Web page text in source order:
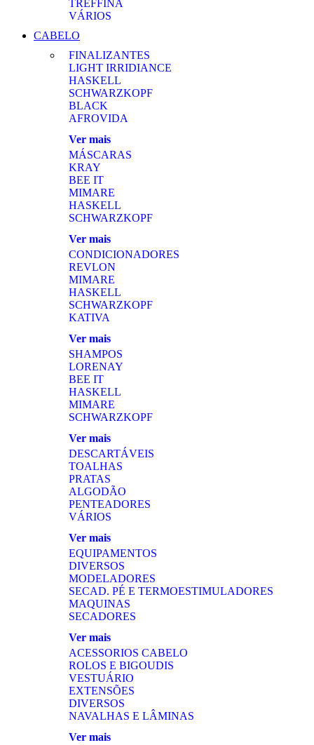
TREFFINA
VÁRIOS
CABELO
FINALIZANTES
LIGHT IRRIDIANCE
HASKELL
SCHWARZKOPF
BLACK
AFROVIDA
Ver mais
MÁSCARAS
KRAY
BEE IT
MIMARE
HASKELL
SCHWARZKOPF
Ver mais
CONDICIONADORES
REVLON
MIMARE
HASKELL
SCHWARZKOPF
KATIVA
Ver mais
SHAMPOS
LORENAY
BEE IT
HASKELL
MIMARE
SCHWARZKOPF
Ver mais
DESCARTÁVEIS
TOALHAS
PRATAS
ALGODÃO
PENTEADORES
VÁRIOS
Ver mais
EQUIPAMENTOS
DIVERSOS
MODELADORES
SECAD. PÉ E TERMOESTIMULADORES
MAQUINAS
SECADORES
Ver mais
ACESSORIOS CABELO
ROLOS E BIGOUDIS
VESTUÁRIO
EXTENSÕES
DIVERSOS
NAVALHAS E LÂMINAS
Ver mais